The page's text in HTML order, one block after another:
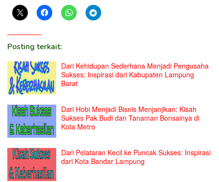
Posting terkait:
Dari Kehidupan Sederhana Menjadi Pengusaha
Sukses: Inspirasi dari Kabupaten Lampung
Barat
Dari Hobi Menjadi Bisnis Menjanjikan: Kisah
Sukses Pak Budi dan Tanaman Bonsainya di
Kota Metro
Dari Pelataran Kecil ke Puncak Sukses: Inspirasi
dari Kota Bandar Lampung